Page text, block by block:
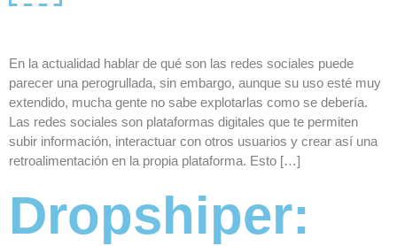
En la actualidad hablar de qué son las redes sociales puede
parecer una perogrullada, sin embargo, aunque su uso esté muy
extendido, mucha gente no sabe explotarlas como se debería.
Las redes sociales son plataformas digitales que te permiten
subir información, interactuar con otros usuarios y crear así una
retroalimentación en la propia plataforma. Esto […]
Dropshiper: